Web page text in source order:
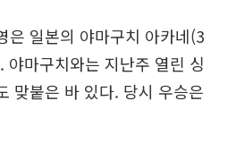
은 일본의 야마구치 아카네(3
야마구치와는 지난주 열린 싱
맞붙은 바 있다. 당시 우승은